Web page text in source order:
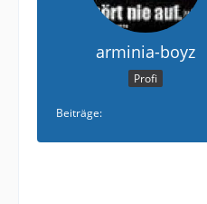
arminia-boyz
Profi
Beiträge